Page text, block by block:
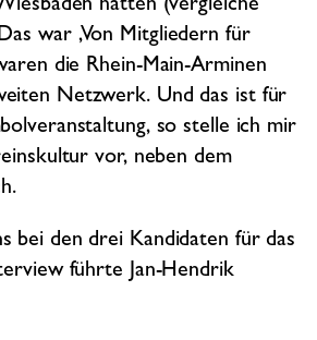
hatten (vergleiche
war ‚Von Mitgliedern für
die Rhein-Main-Arminen
Netzwerk. Und das ist für
so stelle ich mir
vor, neben dem
bei den drei Kandidaten für das
führte Jan-Hendrik